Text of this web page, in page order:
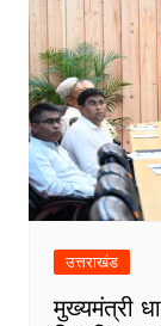
उत्तराखंड
मुख्यमंत्री